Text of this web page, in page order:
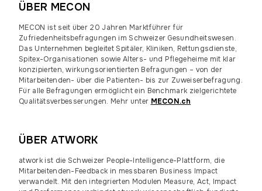
ÜBER MECON
MECON ist seit über 20 Jahren Marktführer für
Zufriedenheitsbefragungen im Schweizer Gesundheitswesen.
Das Unternehmen begleitet Spitäler, Kliniken, Rettungsdienste,
Spitex-Organisationen sowie Alters- und Pflegeheime mit klar
konzipierten, wirkungsorientierten Befragungen – von der
Mitarbeitenden- über die Patienten- bis zur Zuweiserbefragung.
Für alle Befragungen ermöglicht ein Benchmark zielgerichtete
Qualitätsverbesserungen. Mehr unter MECON.ch
ÜBER ATWORK
atwork ist die Schweizer People-Intelligence-Plattform, die
Mitarbeitenden-Feedback in messbaren Business Impact
verwandelt. Mit den integrierten Modulen Measure,Act, Impact